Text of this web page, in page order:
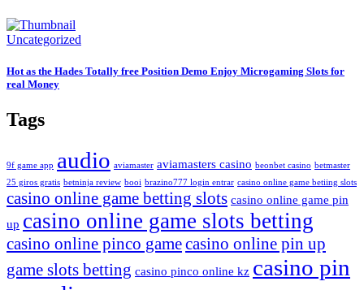
Uncategorized
Hot as the Hades Totally free Position Demo Enjoy Microgaming Slots for
real Money
Tags
9f game app audio aviamaster aviamasters casino beonbet casino betmaster
25 giros gratis betninja review booi brazino777 login entrar casino online game betiing slots
casino online game betting slots casino online game pin
up casino online game slots betting
casino online pinco gamecasino online pin up
game slots betting casino pinco online kz casino pin